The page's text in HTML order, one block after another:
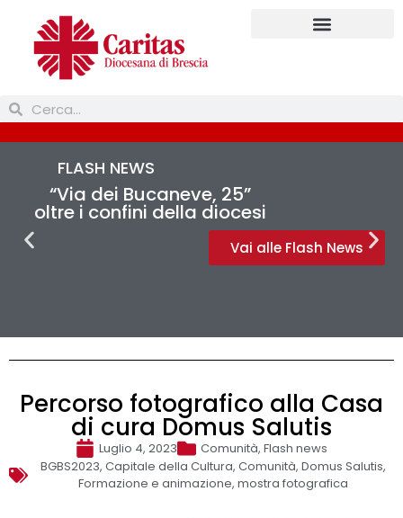
FLASH NEWS
“Via dei Bucaneve, 25”
oltre i confini della diocesi
Vai alle Flash News
Percorso fotografico alla Casa
di cura Domus Salutis
Luglio 4, 2023 Comunità, Flash news
BGBS2023, Capitale della Cultura, Comunità, Domus Salutis,
Formazione e animazione, mostra fotografica